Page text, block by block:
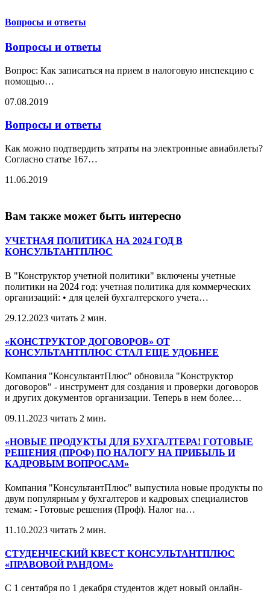
Вопросы и ответы
Вопросы и ответы
Вопрос: Как записаться на прием в налоговую инспекцию с
помощью…
07.08.2019
Вопросы и ответы
Как можно подтвердить затраты на электронные авиабилеты?
Согласно статье 167…
11.06.2019
Вам также может быть интересно
УЧЕТНАЯ ПОЛИТИКА НА 2024 ГОД В
КОНСУЛЬТАНТПЛЮС
В "Конструктор учетной политики" включены учетные
политики на 2024 год: учетная политика для коммерческих
организаций: • для целей бухгалтерского учета…
29.12.2023 читать 2 мин.
«КОНСТРУКТОР ДОГОВОРОВ» ОТ
КОНСУЛЬТАНТПЛЮС СТАЛ ЕЩЕ УДОБНЕЕ
Компания "КонсультантПлюс" обновила "Конструктор
договоров" - инструмент для создания и проверки договоров
и других документов организации. Теперь в нем более…
09.11.2023 читать 2 мин.
«НОВЫЕ ПРОДУКТЫ ДЛЯ БУХГАЛТЕРА! ГОТОВЫЕ
РЕШЕНИЯ (ПРОФ) ПО НАЛОГУ НА ПРИБЫЛЬ И
КАДРОВЫМ ВОПРОСАМ»
Компания "КонсультантПлюс" выпустила новые продукты по
двум популярным у бухгалтеров и кадровых специалистов
темам: - Готовые решения (Проф). Налог на…
11.10.2023 читать 2 мин.
СТУДЕНЧЕСКИЙ КВЕСТ КОНСУЛЬТАНТПЛЮС
«ПРАВОВОЙ РАНДОМ»
С 1 сентября по 1 декабря студентов ждет новый онлайн-